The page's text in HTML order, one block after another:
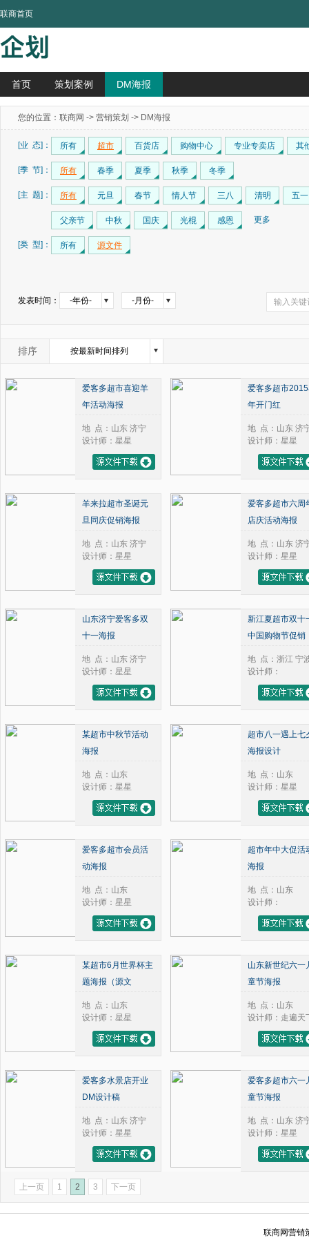
联商首页
首页 策划案例 DM海报
您的位置： 联商网 -> 营销策划 -> DM海报
[业 态]： 所有 超市 百货店 购物中心 专业专卖店 其
[季 节]： 所有 春季 夏季 秋季 冬季
[主 题]： 所有 元旦 春节 情人节 三八 清明 五一
父亲节 中秋 国庆 光棍 感恩 更多
[类 型]： 所有 源文件
发表时间：
-年份-
2006年
2007年
2008年
2009年
2010年
2011年
2012年
2013年
2014年
2016年
2019年
2020年
2022年
2024年
2025年
-月份-
4月
6月
8月
10月
11月
排序 按最新时间排列
按评论数从高到底排列
爱客多超市喜迎羊
年活动海报
地 点：山东 济宁
设计师：星星
爱客多超市
年开门红
地 点：山东 济
设计师：星星
羊来拉超市圣诞元
旦同庆促销海报
地 点：山东 济宁
设计师：星星
爱客多超市六周
店庆活动海报
地 点：山东 济
设计师：星星
山东济宁爱客多双
十一海报
地 点：山东 济宁
设计师：星星
新江夏超市双十
中国购物节促销
地 点：浙江 宁
设计师：
某超市中秋节活动
海报
地 点：山东
设计师：星星
超市八一遇上七
海报设计
地 点：山东
设计师：星星
爱客多超市会员活
动海报
地 点：山东
设计师：星星
超市年中大促活
海报
地 点：山东
设计师：
某超市6月世界杯主
题海报（源文
地 点：山东
设计师：星星
山东新世纪六一
童节海报
地 点：山东
设计师：走遍天
爱客多水景店开业
DM设计稿
地 点：山东 济宁
设计师：星星
爱客多超市六一
童节海报
地 点：山东 济
设计师：星星
上一页 1 2 3 下一页
联商网营